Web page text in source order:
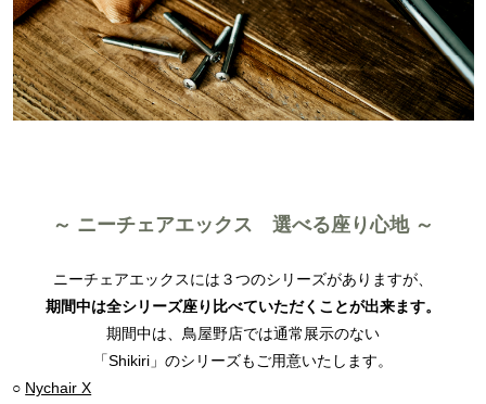
～ ニーチェアエックス 選べる座り心地 ～
ニーチェアエックスには３つのシリーズがありますが、
期間中は全シリーズ座り比べていただくことが出来ます。
期間中は、鳥屋野店では通常展示のない
「Shikiri」のシリーズもご用意いたします。
○ Nychair X